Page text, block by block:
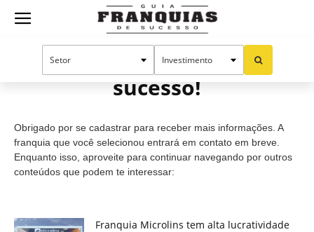
Guia
Cadastro efetuado com
sucesso!
Obrigado por se cadastrar para receber mais informações. A
franquia que você selecionou entrará em contato em breve.
Enquanto isso, aproveite para continuar navegando por outros
conteúdos que podem te interessar:
Franquia Microlins tem alta lucratividade